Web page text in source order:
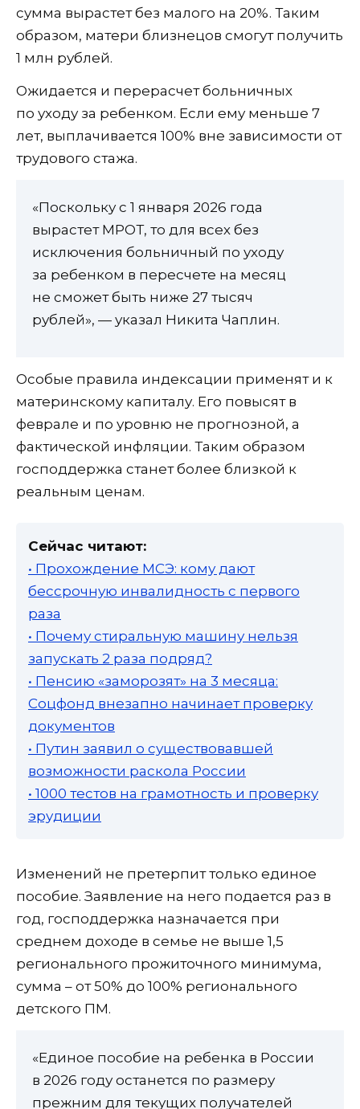
сумма вырастет без малого на 20%. Таким
образом, матери близнецов смогут получить
1 млн рублей.
Ожидается и перерасчет больничных
по уходу за ребенком. Если ему меньше 7
лет, выплачивается 100% вне зависимости от
трудового стажа.
«Поскольку с 1 января 2026 года
вырастет МРОТ, то для всех без
исключения больничный по уходу
за ребенком в пересчете на месяц
не сможет быть ниже 27 тысяч
рублей», — указал Никита Чаплин.
Особые правила индексации применят и к
материнскому капиталу. Его повысят в
феврале и по уровню не прогнозной, а
фактической инфляции. Таким образом
господдержка станет более близкой к
реальным ценам.
Сейчас читают:
• Прохождение МСЭ: кому дают
бессрочную инвалидность с первого
раза
• Почему стиральную машину нельзя
запускать 2 раза подряд?
• Пенсию «заморозят» на 3 месяца:
Соцфонд внезапно начинает проверку
документов
• Путин заявил о существовавшей
возможности раскола России
• 1000 тестов на грамотность и проверку
эрудиции
Изменений не претерпит только единое
пособие. Заявление на него подается раз в
год, господдержка назначается при
среднем доходе в семье не выше 1,5
регионального прожиточного минимума,
сумма – от 50% до 100% регионального
детского ПМ.
«Единое пособие на ребенка в России
в 2026 году останется по размеру
прежним для текущих получателей